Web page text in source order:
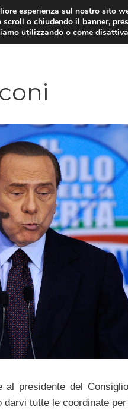
presidente del
darvi tutte le coordinate
esperienza sul nostro sito
o chiudendo il banner,
utilizzando o come